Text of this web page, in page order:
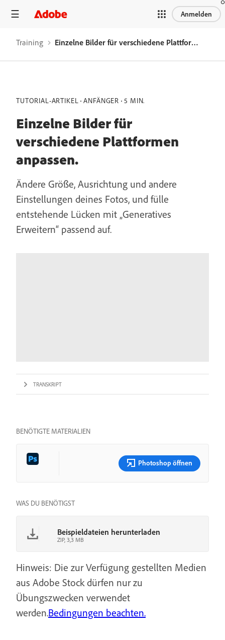
Anmelden
Training Einzelne Bilder für verschiedene Plattformen anpassen.
TUTORIAL-ARTIKEL ANFÄNGER 5 MIN.
Einzelne Bilder für
verschiedene Plattformen
anpassen.
Ändere Größe, Ausrichtung und andere
Einstellungen deines Fotos, und fülle
entstehende Lücken mit „Generatives
Erweitern“ passend auf.
TRANSKRIPT
BENÖTIGTE MATERIALIEN
Photoshop öffnen
WAS DU BENÖTIGST
Beispieldateien herunterladen
ZIP, 3,3 MB
Hinweis: Die zur Verfügung gestellten Medien
aus Adobe Stock dürfen nur zu
Übungszwecken verwendet
werden.Bedingungen beachten.